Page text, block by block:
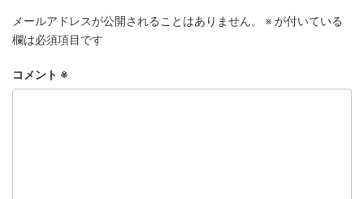
メールアドレスが公開されることはありません。 ※ が付いている
欄は必須項目です
コメント ※